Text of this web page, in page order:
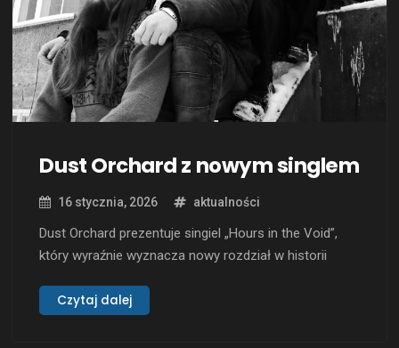
Dust Orchard z nowym singlem
16 stycznia, 2026 aktualności
Dust Orchard prezentuje singiel „Hours in the Void”,
który wyraźnie wyznacza nowy rozdział w historii
przebudowie składu formacja wraca z materiałem
Czytaj dalej